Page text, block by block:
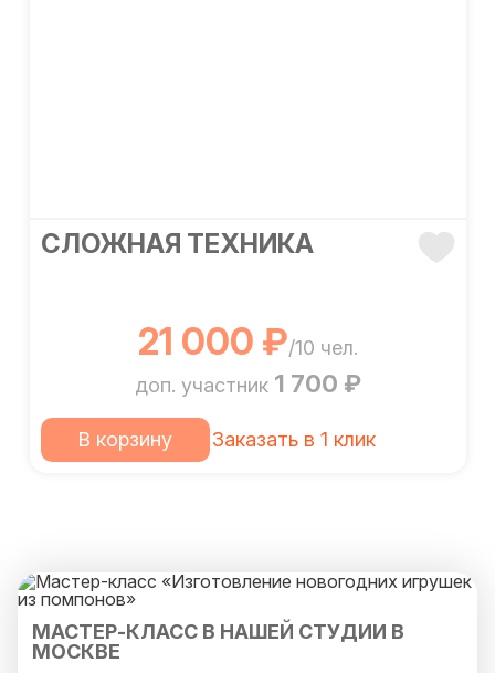
СЛОЖНАЯ ТЕХНИКА
21 000 ₽/10 чел.
доп. участник 1 700 ₽
В корзину Заказать в 1 клик
МАСТЕР-КЛАСС В НАШЕЙ СТУДИИ В
МОСКВЕ